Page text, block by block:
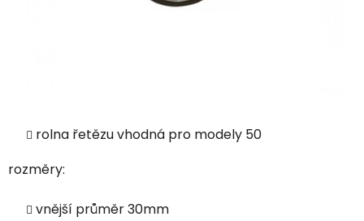
rolna řetězu vhodná pro modely 50
rozměry:
vnější průměr 30mm